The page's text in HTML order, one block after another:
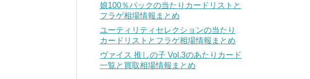
娘100％パックの当たりカードリストと
フラゲ相場情報まとめ
ユーティリティセレクションの当たり
カードリストとフラゲ相場情報まとめ
ヴァイス 推しの子 Vol.3のあたりカード
一覧と買取相場情報まとめ